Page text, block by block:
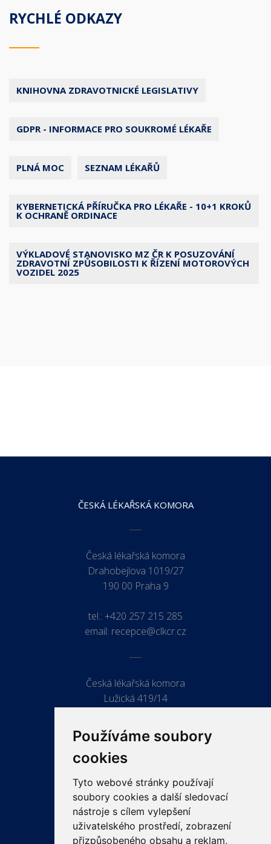
Používáme soubory
cookies
Tyto webové stránky používají
soubory cookies a další sledovací
nástroje s cílem vylepšení
uživatelského prostředí, zobrazení
přizpůsobeného obsahu a reklam,
RYCHLÉ ODKAZY
KNIHOVNA ZDRAVOTNICKÉ LEGISLATIVY
GDPR - INFORMACE PRO SOUKROMÉ LÉKAŘE
PLNÁ MOC SEZNAM LÉKAŘŮ
KYBERNETICKÁ PŘÍRUČKA PRO LÉKAŘE - 10+1 KROKŮ
K OCHRANĚ ORDINACE
VÝKLADOVÉ STANOVISKO MZ ČR K POSUZOVÁNÍ
ZDRAVOTNÍ ZPŮSOBILOSTI K ŘÍZENÍ MOTOROVÝCH
VOZIDEL 2025
ČESKÁ LÉKAŘSKÁ KOMORA
Česká lékařská komora
Drahobejlova 1019/27
190 00 Praha 9
tel.: +420 257 215 285
email: recepce@clkcr.cz
Česká lékařská komora
Lužická 419/14
ODKAZY
PRO LÉKAŘE
PRO VEŘEJNOST